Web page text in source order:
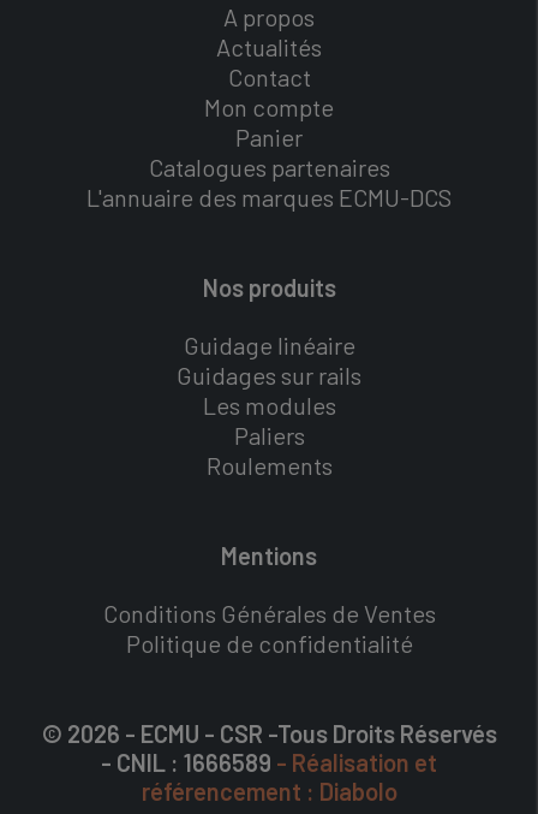
A propos
Actualités
Contact
Mon compte
Panier
Catalogues partenaires
L'annuaire des marques ECMU-DCS
Nos produits
Guidage linéaire
Guidages sur rails
Les modules
Paliers
Roulements
Mentions
Conditions Générales de Ventes
Politique de confidentialité
© 2026 - ECMU - CSR -Tous Droits Réservés
- CNIL : 1666589 - Réalisation et
référencement : Diabolo